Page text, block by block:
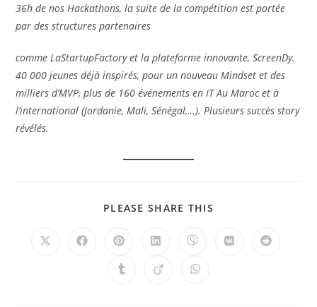
36h de nos Hackathons, la suite de la compétition est portée
par des structures partenaires
comme LaStartupFactory et la plateforme innovante, ScreenDy.
40 000 jeunes déjà inspirés, pour un nouveau Mindset et des
milliers d’MVP, plus de 160 événements en IT Au Maroc et à
l’international (Jordanie, Mali, Sénégal,…). Plusieurs succès story
révélés.
PLEASE SHARE THIS